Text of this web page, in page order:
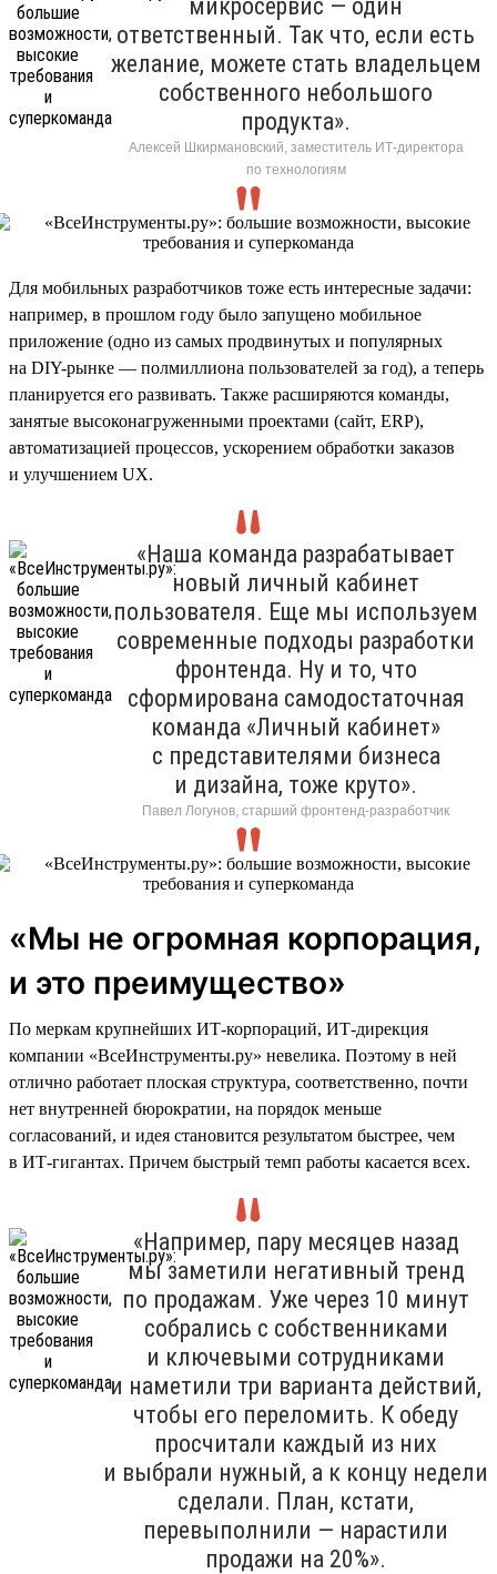
микросервис — один
ответственный. Так что, если есть
желание, можете стать владельцем
собственного небольшого
продукта».
Алексей Шкирмановский, заместитель ИТ-директора
по технологиям
Для мобильных разработчиков тоже есть интересные задачи:
например, в прошлом году было запущено мобильное
приложение (одно из самых продвинутых и популярных
на DIY-рынке — полмиллиона пользователей за год), а теперь
планируется его развивать. Также расширяются команды,
занятые высоконагруженными проектами (сайт, ERP),
автоматизацией процессов, ускорением обработки заказов
и улучшением UX.
«Наша команда разрабатывает
новый личный кабинет
пользователя. Еще мы используем
современные подходы разработки
фронтенда. Ну и то, что
сформирована самодостаточная
команда «Личный кабинет»
с представителями бизнеса
и дизайна, тоже круто».
Павел Логунов, старший фронтенд-разработчик
«Мы не огромная корпорация,
и это преимущество»
По меркам крупнейших ИТ-корпораций, ИТ-дирекция
компании «ВсеИнструменты.ру» невелика. Поэтому в ней
отлично работает плоская структура, соответственно, почти
нет внутренней бюрократии, на порядок меньше
согласований, и идея становится результатом быстрее, чем
в ИТ-гигантах. Причем быстрый темп работы касается всех.
«Например, пару месяцев назад
мы заметили негативный тренд
по продажам. Уже через 10 минут
собрались с собственниками
и ключевыми сотрудниками
и наметили три варианта действий,
чтобы его переломить. К обеду
просчитали каждый из них
и выбрали нужный, а к концу недели
сделали. План, кстати,
перевыполнили — нарастили
продажи на 20%».